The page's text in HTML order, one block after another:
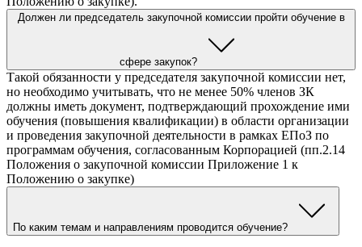
Должен ли председатель закупочной комиссии пройти обучение в
сфере закупок?
Такой обязанности у председателя закупочной комиссии нет,
но необходимо учитывать, что не менее 50% членов ЗК
должны иметь документ, подтверждающий прохождение ими
обучения (повышения квалификации) в области организации
и проведения закупочной деятельности в рамках ЕПоЗ по
программам обучения, согласованным Корпорацией (пп.2.14
Положения о закупочной комиссии Приложение 1 к
Положению о закупке)
По каким темам и направлениям проводится обучение?